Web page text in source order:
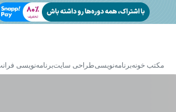
مکتب خونهبرنامه‌نویسیطراحی سایتبرنامه‌نویسی